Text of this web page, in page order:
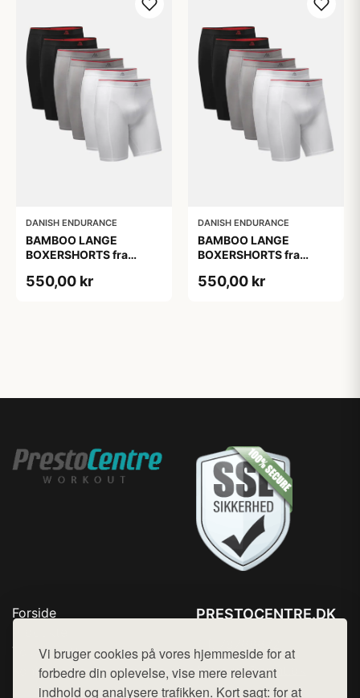
Vi bruger cookies på vores hjemmeside for at
forbedre din oplevelse, vise mere relevant
indhold og analysere trafikken. Kort sagt: for at
DANISH ENDURANCE
BAMBOO LANGE
BOXERSHORTS fra
Sort/Rød | Grå | Hvid 6-
550,00 kr
DANISH ENDURANCE
BAMBOO LANGE
BOXERSHORTS fra
Sort/Rød | Grå | Hvid 6-
550,00 kr
Forside
Top Rabatter
Kontakt
PRESTOCENTRE.DK
Mail: hej@want.dk